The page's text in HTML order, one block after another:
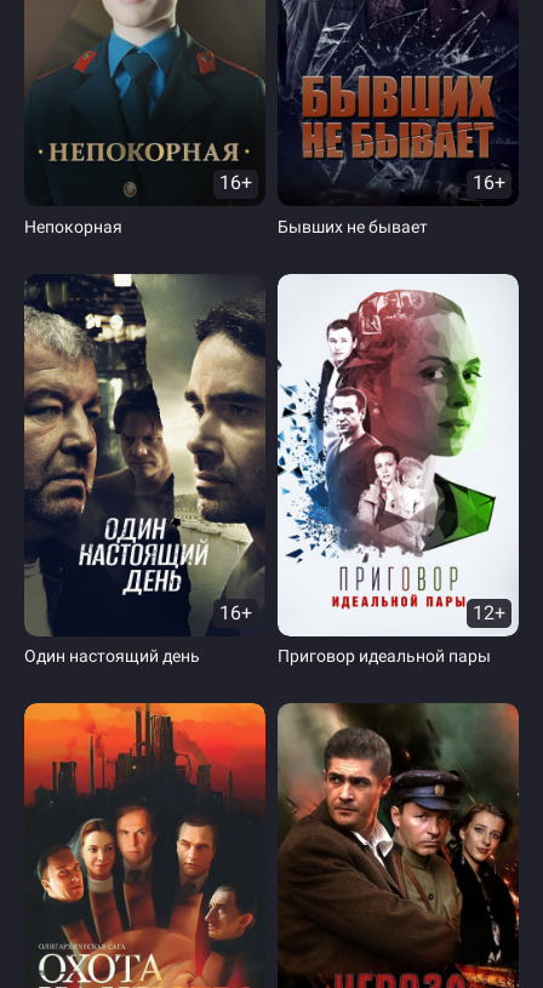
16+
Непокорная
16+
Бывших не бывает
16+
Один настоящий день
12+
Приговор идеальной пары